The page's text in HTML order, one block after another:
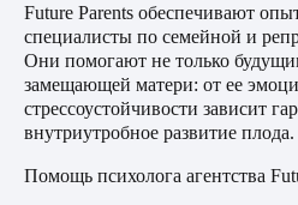
Future Parents обеспечивают
специалисты по семейной и
Они помогают не только
замещающей матери: от ее
стрессоустойчивости зависит
внутриутробное развитие плода.
Помощь психолога агентства